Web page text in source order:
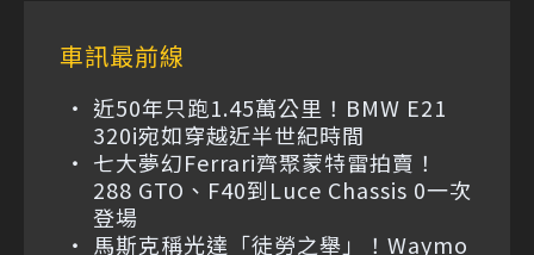
車訊最前線
近50年只跑1.45萬公里！BMW E21
320i宛如穿越近半世紀時間
七大夢幻Ferrari齊聚蒙特雷拍賣！
288 GTO、F40到Luce Chassis 0一次
登場
馬斯克稱光達「徒勞之舉」！Waymo